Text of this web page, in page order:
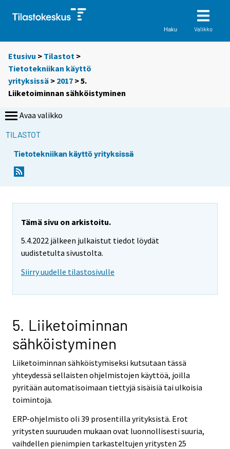
Haku Valikko
Etusivu > Tilastot >
Tietotekniikan käyttö
yrityksissä > 2017 > 5.
Liiketoiminnan sähköistyminen
Avaa valikko
TILASTOT
Tietotekniikan käyttö yrityksissä
Tämä sivu on arkistoitu.
5.4.2022 jälkeen julkaistut tiedot löydät
uudistetulta sivustolta.
Siirry uudelle tilastosivulle
5. Liiketoiminnan
sähköistyminen
Liiketoiminnan sähköistymiseksi kutsutaan tässä
yhteydessä sellaisten ohjelmistojen käyttöä, joilla
pyritään automatisoimaan tiettyjä sisäisiä tai ulkoisia
toimintoja.
ERP-ohjelmisto oli 39 prosentilla yrityksistä. Erot
yritysten suuruuden mukaan ovat luonnollisesti suuria,
vaihdellen pienimpien tarkasteltujen yritysten 25